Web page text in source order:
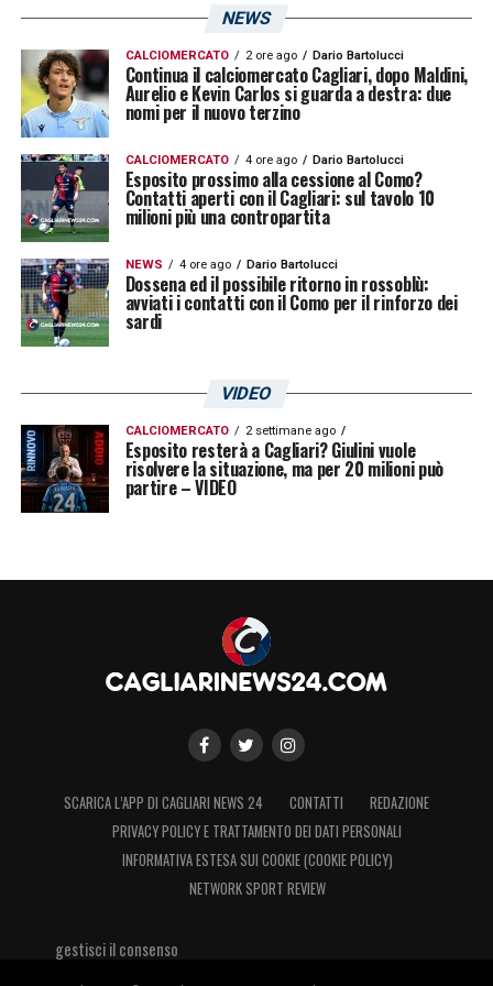
NEWS
CALCIOMERCATO 2 ore ago Dario Bartolucci
Continua il calciomercato Cagliari, dopo Maldini,
Aurelio e Kevin Carlos si guarda a destra: due
nomi per il nuovo terzino
CALCIOMERCATO 4 ore ago Dario Bartolucci
Esposito prossimo alla cessione al Como?
Contatti aperti con il Cagliari: sul tavolo 10
milioni più una contropartita
NEWS 4 ore ago Dario Bartolucci
Dossena ed il possibile ritorno in rossoblù:
avviati i contatti con il Como per il rinforzo dei
sardi
VIDEO
CALCIOMERCATO 2 settimane ago
Esposito resterà a Cagliari? Giulini vuole
risolvere la situazione, ma per 20 milioni può
partire – VIDEO
SCARICA L’APP DI CAGLIARI NEWS 24 CONTATTI
REDAZIONE
PRIVACY POLICY E TRATTAMENTO DEI DATI PERSONALI
INFORMATIVA ESTESA SUI COOKIE (COOKIE POLICY)
NETWORK SPORT REVIEW
gestisci il consenso